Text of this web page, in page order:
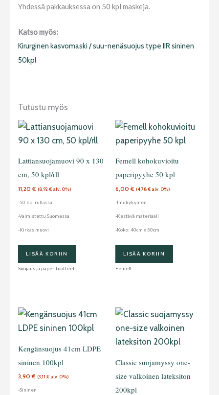
Yhdessä pakkauksessa on 50 kpl maskeja.
Katso myös:
Kirurginen kasvomaski / suu-nenäsuojus type IIR sininen
50kpl
Tutustu myös
Lattiansuojamuovi 90 x 130
cm, 50 kpl/rll
11,20€ (8,92 € alv. 0%)
-50 kpl rullassa
-Valmistettu Suomessa
-Kirkas muovi
LISÄÄ KORIIN
Suojaus ja paperituotteet
Femell kohokuvioitu
paperipyyhe 50 kpl
6,00€ (4,78€ alv. 0%)
-Imukykyinen
-Kestävä materiaali
-Koko: 40cm x 50cm
LISÄÄ KORIIN
Femell
Kengänsuojus 41cm LDPE
sininen 100kpl
3,90€ (3,11 € alv. 0%)
-Sininen
Classic suojamyssy one-
size valkoinen lateksiton
200kpl